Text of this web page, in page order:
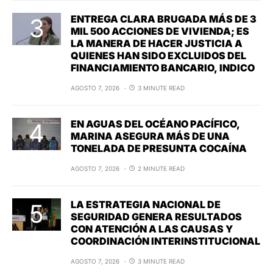
ENTREGA CLARA BRUGADA MÁS DE 3
MIL 500 ACCIONES DE VIVIENDA; ES
LA MANERA DE HACER JUSTICIA A
QUIENES HAN SIDO EXCLUIDOS DEL
FINANCIAMIENTO BANCARIO, INDICO
AGOSTO 7, 2026 3 MINUTE READ
EN AGUAS DEL OCÉANO PACÍFICO,
MARINA ASEGURA MÁS DE UNA
TONELADA DE PRESUNTA COCAÍNA
AGOSTO 7, 2026 2 MINUTE READ
LA ESTRATEGIA NACIONAL DE
SEGURIDAD GENERA RESULTADOS
CON ATENCIÓN A LAS CAUSAS Y
COORDINACIÓN INTERINSTITUCIONAL
AGOSTO 7, 2026 3 MINUTE READ